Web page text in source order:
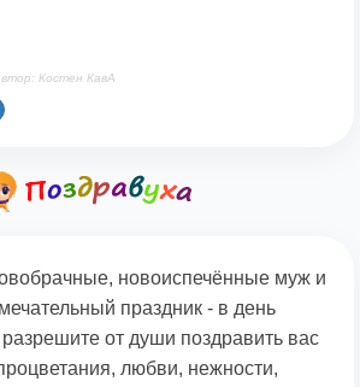
Костен КавА
новоиспечённые муж и
праздник - в день
от души поздравить вас
любви, нежности,